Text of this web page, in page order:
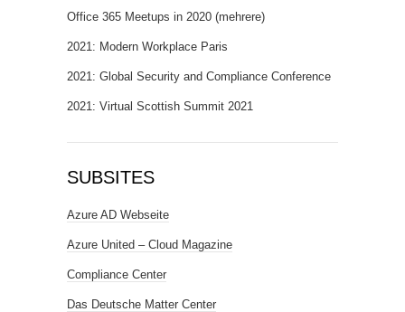
Office 365 Meetups in 2020 (mehrere)
2021: Modern Workplace Paris
2021: Global Security and Compliance Conference
2021: Virtual Scottish Summit 2021
SUBSITES
Azure AD Webseite
Azure United – Cloud Magazine
Compliance Center
Das Deutsche Matter Center